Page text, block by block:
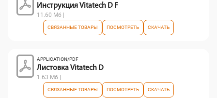
Инструкция Vitatech D F
11.60 Мб |
СВЯЗАННЫЕ ТОВАРЫ ПОСМОТРЕТЬ СКАЧАТЬ
APPLICATION/PDF
Листовка Vitatech D
1.63 Мб |
СВЯЗАННЫЕ ТОВАРЫ ПОСМОТРЕТЬ СКАЧАТЬ